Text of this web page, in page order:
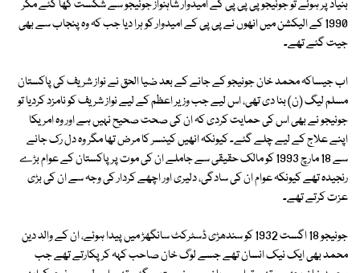
بنیاد پر ہوئے تو جونیجو پی پی پی کے امیدوار شاہنواز جونیجو سے شکست کھا گئے مگر
1990 کے الیکشن میں انھوں نے پی پی کے امیدوار کو ہرا دیا جب کہ وہ پنجاب سے بھی
جیت گئے تھے۔
اب جیساکہ محمد خان جونیجو کے جانے کے بعد ضیا الحق نے نواز شریف کی پاکستان
مسلم لیگ (ن) بنا دی تھی، اس لیے جب وزیر اعظم کے لیے نواز شریف کو نامزد کردیا تو
جونیجو نے بھی اس کی حمایت کردی کہ ان کی صحت صحیح نہیں ہے اور وہ امریکا
اپنے علاج کے لیے چلے گئے۔ کیونکہ انھیں کینسر کا مرض تھا مگر وہ دل رک جانے
سے 18 مارچ 1993 کو مالک حقیقی سے جاملے ان کی موت پر پاکستان کے عوام بڑے
رنجیدہ تھے کیونکہ عوام ان کی سادگی، دلیری اور اچھے کردار کی وجہ سے ان کی بڑی
عزت کرتے تھے۔
جونیجو 18 اگست 1932 کو سندھڑی ڈسٹرکٹ سانگھڑ میں پیدا ہوئے، ان کے والد دین
محمد بھی ایک نیک انسان تھے جسے لوگ خان صاحب کہہ کر پکارتے تھے جب